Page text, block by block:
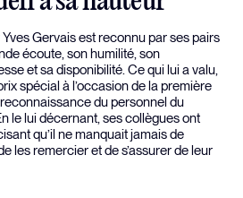
Gervais est reconnu par ses pairs
écoute, son humilité, son
et sa disponibilité. Ce qui lui a valu,
spécial à l’occasion de la première
du personnel du
le lui décernant, ses collègues ont
qu’il ne manquait jamais de
les remercier et de s’assurer de leur